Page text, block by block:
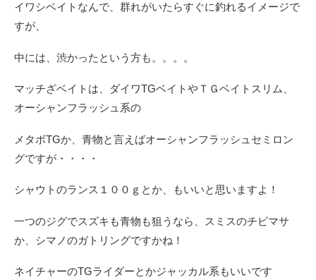
イワシベイトなんで、群れがいたらすぐに釣れるイメージで
すが、
中には、渋かったという方も。。。。
マッチざベイトは、ダイワTGベイトやＴＧベイトスリム、
オーシャンフラッシュ系の
メタボTGか、青物と言えばオーシャンフラッシュセミロン
グですが・・・・
シャウトのランス１００ｇとか、もいいと思いますよ！
一つのジグでスズキも青物も狙うなら、スミスのチビマサ
か、シマノのガトリングですかね！
ネイチャーのTGライダーとかジャッカル系もいいです